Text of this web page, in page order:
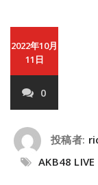
2022年10月
11日
0
投稿者:
AKB48